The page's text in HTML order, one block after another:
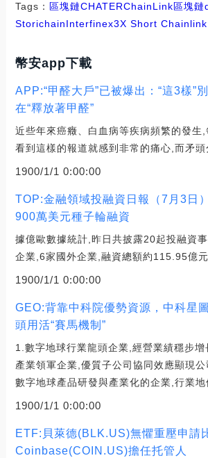
Tags： 區塊鏈CHATERChainLink區塊
StorichainInterfinex3X Short Chainlink
幣安app下載
APP:“甲醛大戶”已被爆出：“這3樣”
在“釋放著甲醛”
近些年來癌癥、白血病等疾病頻繁的發生,
看到這樣的報道就感到非常的痛心,而矛頭
1900/1/1 0:00:00
TOP:金融領域投融資日報（7月3日
900萬美元種子輪融資
據億歐數據統計,昨日共披露20起投融資
企業,6家國外企業,融資總額約115.95億元.
1900/1/1 0:00:00
GEO:背靠中科院優勢資源，中科星
頭用活“賽馬機制”
1.數字地球行業龍頭企業,經營業績穩步
產業領軍企業,優質子公司協同效應顯現
數字地球產品研發與產業化的企業,行業地
1900/1/1 0:00:00
ETF:貝萊德(BLK.US)無懼重壓申請
Coinbase(COIN.US)擔任托管人